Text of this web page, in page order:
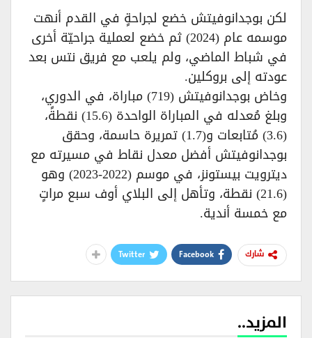
لكن بوجدانوفيتش خضع لجراحةٍ في القدم أنهت
موسمه عام (2024) ثم خضع لعملية جراحيّة أخرى
في شباط الماضي، ولم يلعب مع فريق نتس بعد
عودته إلى بروكلين.
وخاض بوجدانوفيتش (719) مباراة، في الدوري،
وبلغ مُعدله في المباراة الواحدة (15.6) نقطةً،
(3.6) مُتابعات و(1.7) تمريرة حاسمة، وحقق
بوجدانوفيتش أفضل معدل نقاط في مسيرته مع
ديترويت بيستونز، في موسم (2022-2023) وهو
(21.6) نقطة، وتأهل إلى البلاي أوف سبع مراتٍ
مع خمسة أندية.
شارك Facebook
Twitter
المزيد..